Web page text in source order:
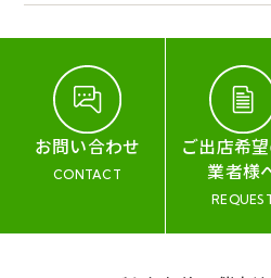
お問い合わせ
CONTACT
ご出店希
業者様